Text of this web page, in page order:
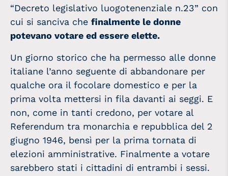
“Decreto legislativo luogotenenziale n.23” con
cui si sanciva che finalmente le donne
potevano votare ed essere elette.
Un giorno storico che ha permesso alle donne
italiane l’anno seguente di abbandonare per
qualche ora il focolare domestico e per la
prima volta mettersi in fila davanti ai seggi. E
non, come in tanti credono, per votare al
Referendum tra monarchia e repubblica del 2
giugno 1946, bensì per la prima tornata di
elezioni amministrative. Finalmente a votare
sarebbero stati i cittadini di entrambi i sessi.